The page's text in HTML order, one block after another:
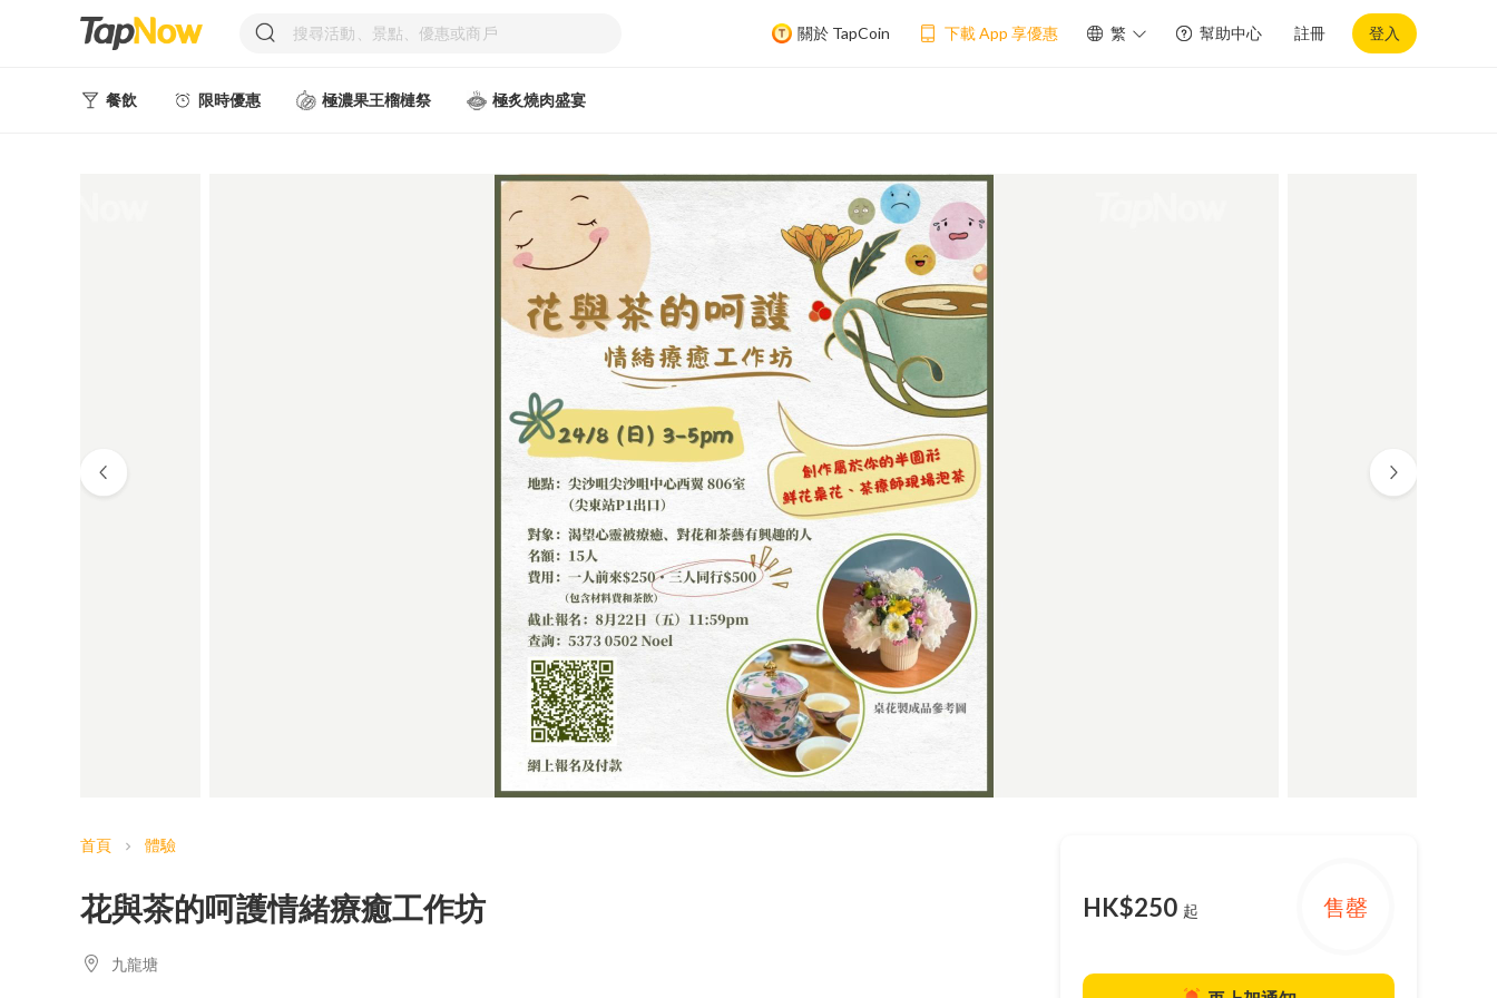
關於 TapCoin 下載 App 享優惠 繁 幫助中心 註冊 登入
餐飲 限時優惠 極濃果王榴槤祭 極炙燒肉盛宴
首頁 chevron_right 體驗
花與茶的呵護情緒療癒工作坊
九龍塘
HK$250 起 售罄